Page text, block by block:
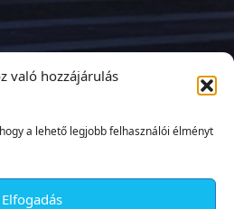
való hozzájárulás
a lehető legjobb felhasználói élményt
Elfogadás